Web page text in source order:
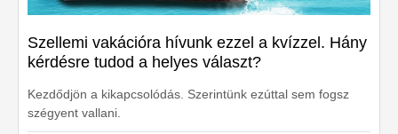
Szellemi vakációra hívunk ezzel a kvízzel. Hány
kérdésre tudod a helyes választ?
Kezdődjön a kikapcsolódás. Szerintünk ezúttal sem fogsz
szégyent vallani.